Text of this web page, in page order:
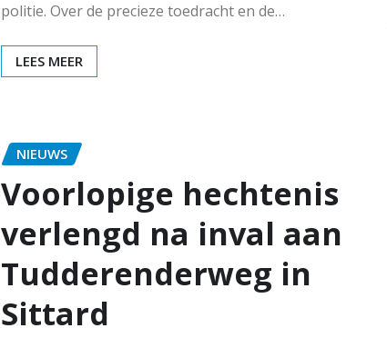
politie. Over de precieze toedracht en de…
LEES MEER
NIEUWS
Voorlopige hechtenis
verlengd na inval aan
Tudderenderweg in
Sittard